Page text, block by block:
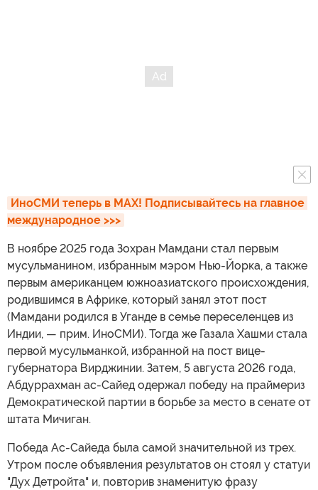
ИноСМИ теперь в MAX! Подписывайтесь на главное
международное >>>
В ноябре 2025 года Зохран Мамдани стал первым
мусульманином, избранным мэром Нью-Йорка, а также
первым американцем южноазиатского происхождения,
родившимся в Африке, который занял этот пост
(Мамдани родился в Уганде в семье переселенцев из
Индии, — прим. ИноСМИ). Тогда же Газала Хашми стала
первой мусульманкой, избранной на пост вице-
губернатора Вирджинии. Затем, 5 августа 2026 года,
Абдуррахман ас-Сайед одержал победу на праймериз
Демократической партии в борьбе за место в сенате от
штата Мичиган.
Победа Ас-Сайеда была самой значительной из трех.
Утром после объявления результатов он стоял у статуи
"Дух Детройта" и, повторив знаменитую фразу